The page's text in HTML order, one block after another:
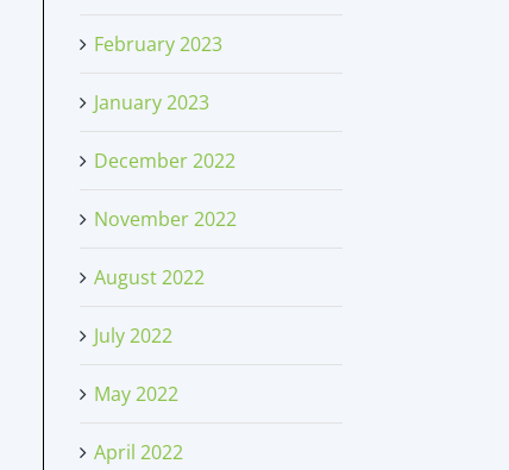
February 2023
January 2023
December 2022
November 2022
August 2022
July 2022
May 2022
April 2022